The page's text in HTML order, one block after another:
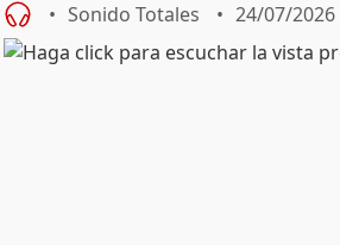
Sonido Totales 24/07/2026